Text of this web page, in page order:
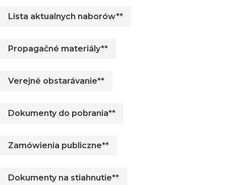
Lista aktualnych naborów**
Propagačné materiály**
Verejné obstarávanie**
Dokumenty do pobrania**
Zamówienia publiczne**
Dokumenty na stiahnutie**